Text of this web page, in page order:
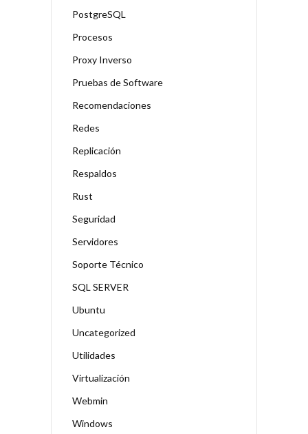
PostgreSQL
Procesos
Proxy Inverso
Pruebas de Software
Recomendaciones
Redes
Replicación
Respaldos
Rust
Seguridad
Servidores
Soporte Técnico
SQL SERVER
Ubuntu
Uncategorized
Utilidades
Virtualización
Webmin
Windows